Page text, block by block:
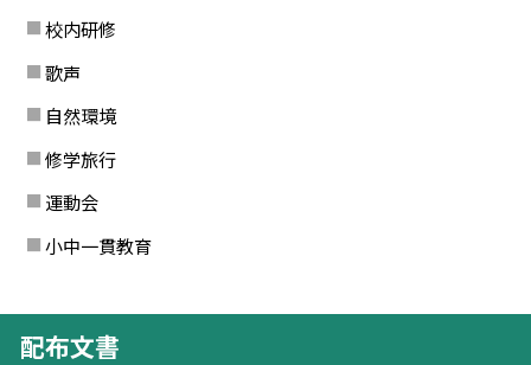
校内研修
歌声
自然環境
修学旅行
運動会
小中一貫教育
配布文書